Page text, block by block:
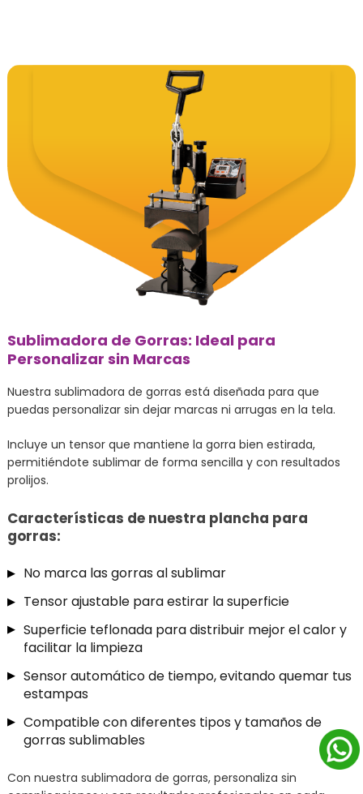
Sublimadora de Gorras: Ideal para
Personalizar sin Marcas
Nuestra sublimadora de gorras está diseñada para que
puedas personalizar sin dejar marcas ni arrugas en la tela.
Incluye un tensor que mantiene la gorra bien estirada,
permitiéndote sublimar de forma sencilla y con resultados
prolijos.
Características de nuestra plancha para
gorras:
No marca las gorras al sublimar
Tensor ajustable para estirar la superficie
Superficie teflonada para distribuir mejor el calor y
facilitar la limpieza
Sensor automático de tiempo, evitando quemar tus
estampas
Compatible con diferentes tipos y tamaños de
gorras sublimables
Con nuestra sublimadora de gorras, personaliza sin